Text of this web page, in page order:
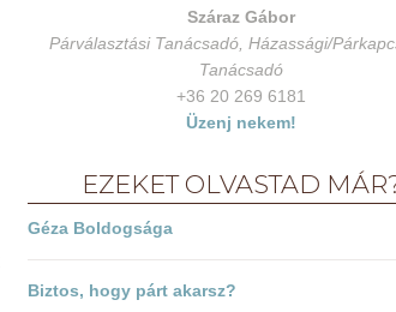
Száraz Gábor
Párválasztási Tanácsadó, Házassági/
Tanácsadó
+36 20 269 6181
Üzenj nekem!
EZEKET OLVASTAD
Géza Boldogsága
Biztos, hogy párt akarsz?